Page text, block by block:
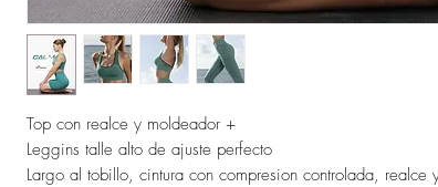
Top con realce y moldeador +
Leggins talle alto de ajuste perfecto
Largo al tobillo, cintura con compresion controlada, realce